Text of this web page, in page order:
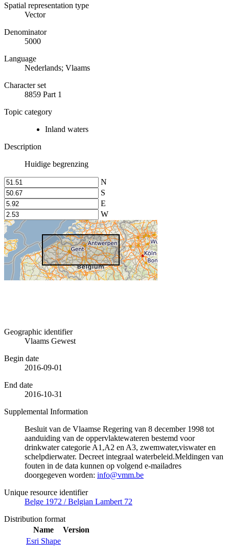
Spatial representation type
Vector
Denominator
5000
Language
Nederlands; Vlaams
Character set
8859 Part 1
Topic category
Inland waters
Description
Huidige begrenzing
N
S
E
W
Geographic identifier
Vlaams Gewest
Begin date
2016-09-01
End date
2016-10-31
Supplemental Information
Besluit van de Vlaamse Regering van 8 december 1998 tot
aanduiding van de oppervlaktewateren bestemd voor
drinkwater categorie A1,A2 en A3, zwemwater,viswater en
schelpdierwater. Decreet integraal waterbeleid.Meldingen van
fouten in de data kunnen op volgend e-mailadres
doorgegeven worden: info@vmm.be
Unique resource identifier
Belge 1972 / Belgian Lambert 72
Distribution format
Name
Version
Esri Shape